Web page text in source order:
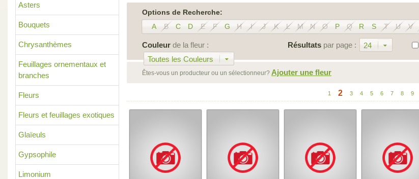
Asters
Bouquets
Chrysanthèmes
Feuillages ornementaux et
branches
Fleurs
Fleurs et feuillages exotiques
Glaïeuls
Gypsophile
Limonium
Options de Recherche:
A
B C D E F G H I J K L M N O P Q R S T U V
Couleur de la fleur :
Toutes les Couleurs
Résultats par page : 24
Êtes-vous un producteur ou un sélectionneur? Ajouter une fleur
1 2 3 4 5 6 7 8 9